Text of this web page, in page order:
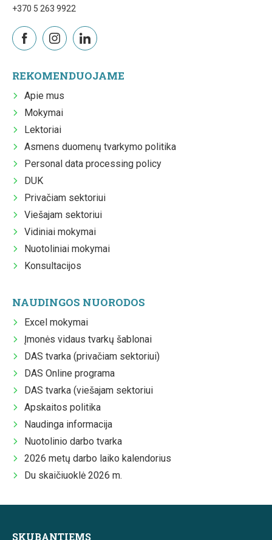
+370 5 263 9922
REKOMENDUOJAME
Apie mus
Mokymai
Lektoriai
Asmens duomenų tvarkymo politika
Personal data processing policy
DUK
Privačiam sektoriui
Viešajam sektoriui
Vidiniai mokymai
Nuotoliniai mokymai
Konsultacijos
NAUDINGOS NUORODOS
Excel mokymai
Įmonės vidaus tvarkų šablonai
DAS tvarka (privačiam sektoriui)
DAS Online programa
DAS tvarka (viešajam sektoriui
Apskaitos politika
Naudinga informacija
Nuotolinio darbo tvarka
2026 metų darbo laiko kalendorius
Du skaičiuoklė 2026 m.
SKUBANTIEMS